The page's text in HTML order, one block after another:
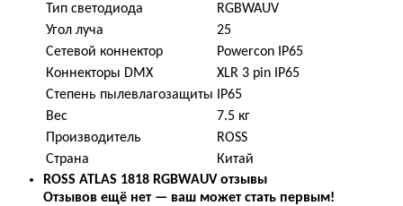
Тип светодиода
RGBWAUV
Угол луча
25
Сетевой коннектор
Powercon IP65
Коннекторы DMX
XLR 3 pin IP65
Степень пылевлагозащиты
IP65
Вес
7.5 кг
Производитель
ROSS
Страна
Китай
ROSS ATLAS 1818 RGBWAUV отзывы
Отзывов ещё нет — ваш может стать первым!